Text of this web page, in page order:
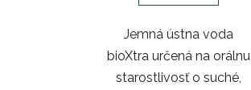
hviezdičiek.
Jemná ústna voda
bioXtra určená na orálnu
starostlivosť o suché,